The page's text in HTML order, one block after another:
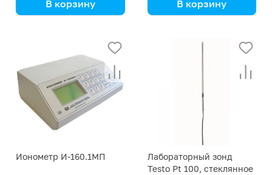
В корзину В корзину
Ионометр И-160.1МП
Лабораторный зонд
Testo Pt 100, стеклянное